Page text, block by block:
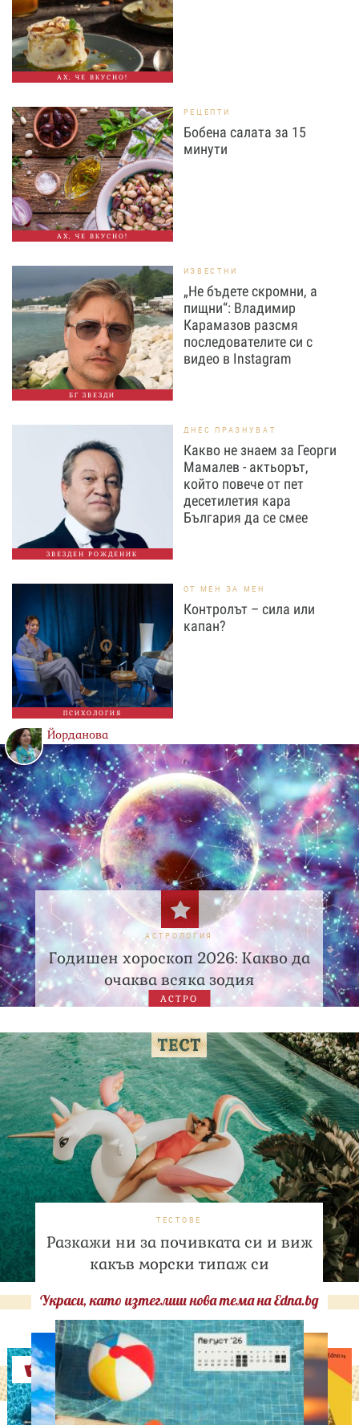
АХ, ЧЕ ВКУСНО!
АХ, ЧЕ ВКУСНО!
РЕЦЕПТИ
Бобена салата за 15
минути
БГ ЗВЕЗДИ
ИЗВЕСТНИ
„Не бъдете скромни, а
пищни“: Владимир
Карамазов разсмя
последователите си с
видео в Instagram
ЗВЕЗДЕН РОЖДЕНИК
ДНЕС ПРАЗНУВАТ
Какво не знаем за Георги
Мамалев - актьорът,
който повече от пет
десетилетия кара
България да се смее
ПСИХОЛОГИЯ
ОТ МЕН ЗА МЕН
Контролът – сила или
капан?
Йорданова
АСТРОЛОГИЯ
Годишен хороскоп 2026: Какво да
очаква всяка зодия
АСТРО
ТЕСТОВЕ
Разкажи ни за почивката си и виж
какъв морски типаж си
Украси, като изтеглиш нова тема на Edna.bg
Оферти